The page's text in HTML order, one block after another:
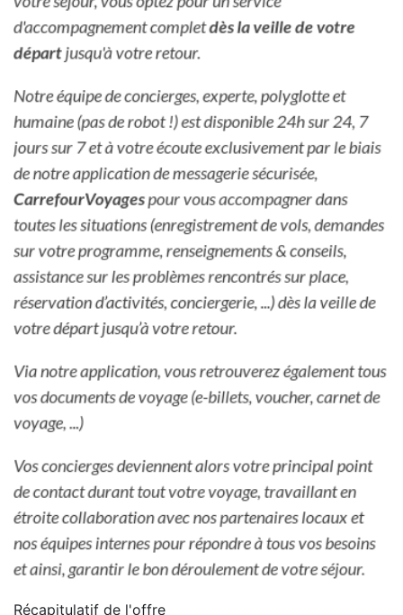
Récapitulatif de l'offre